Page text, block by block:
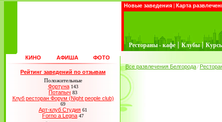
Новые заведения | Карта
Рестораны - кафе | Клубы |
КИНО АФИША ФОТО
Рейтинг заведений по отзывам
Положительные
Фортуна 143
Потапыч 83
Клуб ресторан Форум (Night people club)
69
Арт-клуб Студия 61
Forno a Legna 47
Все развлечения Белгорода /